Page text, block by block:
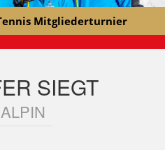
Mitgliederturnier
SIEGT